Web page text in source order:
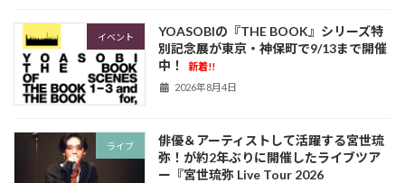
イベント
YOASOBIの『THE BOOK』シリーズ特
別記念展が東京・神保町で9/13まで開催
中！
新着!!
2026年8月4日
ライブ
俳優＆アーティストして活躍する宮世琉
弥！が約2年ぶりに開催したライブツア
ー『宮世琉弥 Live Tour 2026